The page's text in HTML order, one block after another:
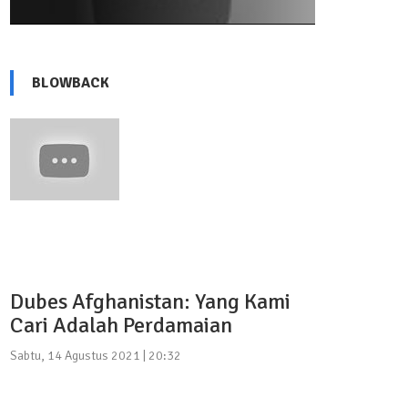
BLOWBACK
Dubes Afghanistan: Yang Kami
Cari Adalah Perdamaian
Sabtu, 14 Agustus 2021 | 20:32